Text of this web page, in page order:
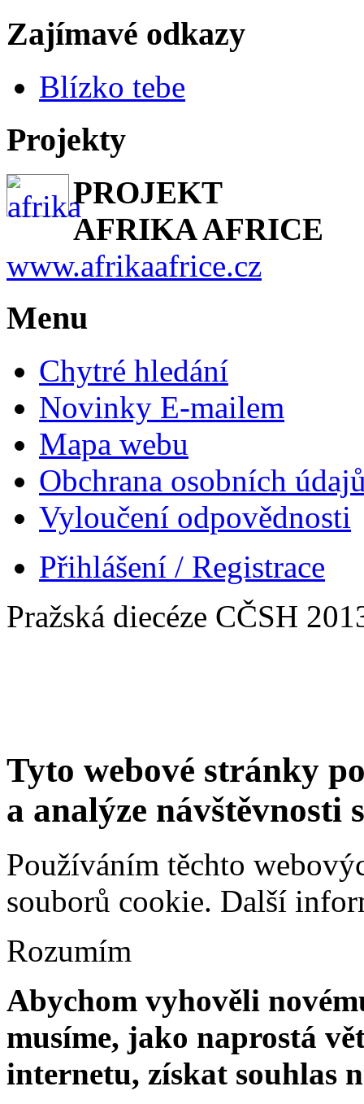
Zajímavé odkazy
Blízko tebe
Projekty
PROJEKT
AFRIKA AFRICE
www.afrikaafrice.cz
Menu
Chytré hledání
Novinky E-mailem
Mapa webu
Obchrana osobních
Vyloučení odpovědnosti
Přihlášení / Registrace
Pražská diecéze CČSH
Tyto webové stránky
a analýze návštěvnosti
Používáním těchto
souborů cookie. Další
Rozumím
Abychom vyhověli
musíme, jako naprostá
internetu, získat souhlas